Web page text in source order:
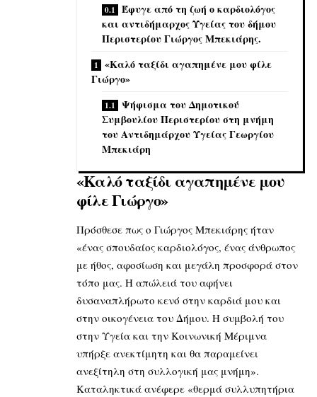
Έφυγε από τη ζωή ο καρδιολόγος
και αντιδήμαρχος Υγείας του δήμου
Περιστερίου Γιώργος Μπεκιάρης.
«Καλό ταξίδι αγαπημένε μου φίλε
Γιώργο»
Ψήφισμα του Δημοτικού
Συμβουλίου Περιστερίου στη μνήμη
του Αντιδημάρχου Υγείας Γεωργίου
Μπεκιάρη
«Καλό ταξίδι αγαπημένε μου
φίλε Γιώργο»
Πρόσθεσε πως ο Γιώργος Μπεκιάρης ήταν
«ένας σπουδαίος καρδιολόγος, ένας άνθρωπος
με ήθος, αφοσίωση και μεγάλη προσφορά στον
τόπο μας. Η απώλειά του αφήνει
δυσαναπλήρωτο κενό στην καρδιά μου και
στην οικογένεια του Δήμου. Η συμβολή του
στην Υγεία και την Κοινωνική Μέριμνα
υπήρξε ανεκτίμητη και θα παραμείνει
ανεξίτηλη στη συλλογική μας μνήμη».
Καταληκτικά ανέφερε «θερμά συλλυπητήρια